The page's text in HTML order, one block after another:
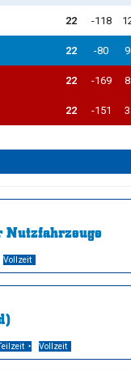
22 -118
22 -80
22 -169
22 -151
Vollzeit
Vollzeit